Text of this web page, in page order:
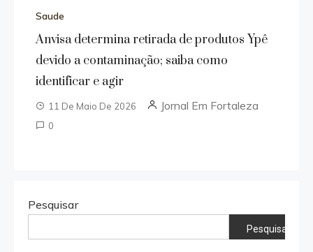
Saude
Anvisa determina retirada de produtos Ypê
devido a contaminação; saiba como
identificar e agir
11 De Maio De 2026 Jornal Em Fortaleza
0
Pesquisar
Pesquisar